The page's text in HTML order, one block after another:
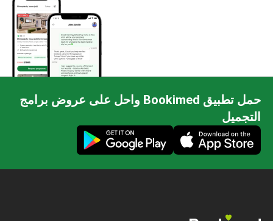
حمل تطبيق Bookimed واحل على عروض برامج